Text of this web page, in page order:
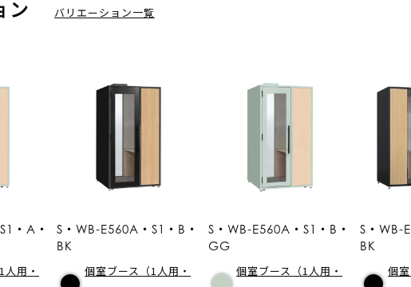
ン バリエーション一覧
・A・
用・
S・WB-E560A・S1・B・
BK
個室ブース（1人用・
S・WB-E560A・S1・B・
GG
個室ブース（1人用・
S・WB-
BK
個